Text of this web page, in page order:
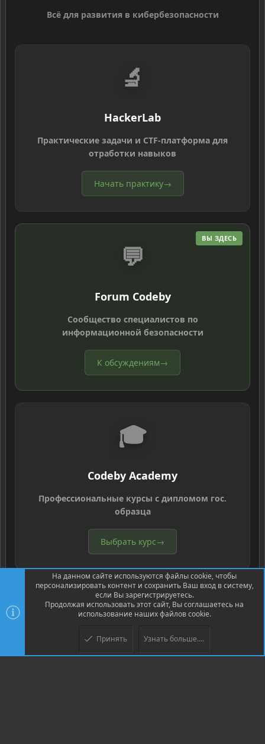
Всё для развития в кибербезопасности
🔬
HackerLab
Практические задачи и CTF-платформа для
отработки навыков
Начать практику→
ВЫ ЗДЕСЬ
💬
Forum Codeby
Сообщество специалистов по
информационной безопасности
К обсуждениям→
🎓
Codeby Academy
Профессиональные курсы с дипломом гос.
образца
Выбрать курс→
Community platform by XenForo ® © 2010-2026 XenForo Ltd.
© Jason Axelrod of 8WAYRUN
На данном сайте используются файлы cookie, чтобы
персонализировать контент и сохранить Ваш вход в систему,
если Вы зарегистрируетесь.
Продолжая использовать этот сайт, Вы соглашаетесь на
использование наших файлов cookie.
Принять Узнать больше....